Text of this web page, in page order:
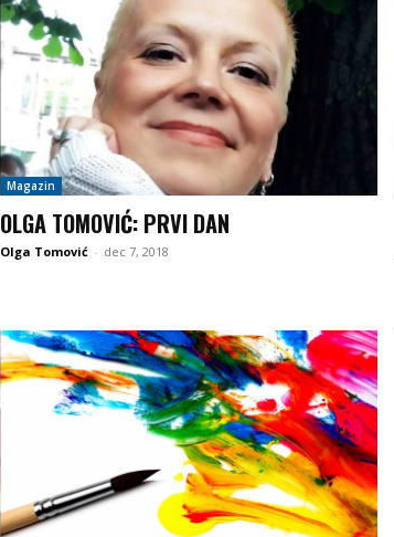
Magazin
OLGA TOMOVIĆ: PRVI DAN
Olga Tomović - dec 7, 2018